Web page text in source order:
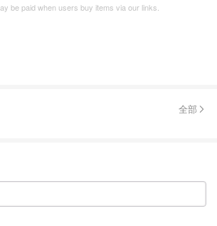
be paid when users buy items via our links.
全部